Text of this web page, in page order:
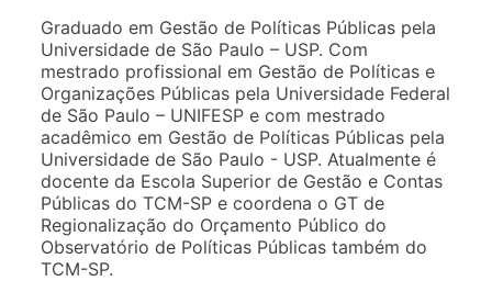
Graduado em Gestão de Políticas Públicas pela
Universidade de São Paulo – USP. Com
mestrado profissional em Gestão de Políticas e
Organizações Públicas pela Universidade Federal
de São Paulo – UNIFESP e com mestrado
acadêmico em Gestão de Políticas Públicas pela
Universidade de São Paulo - USP. Atualmente é
docente da Escola Superior de Gestão e Contas
Públicas do TCM-SP e coordena o GT de
Regionalização do Orçamento Público do
Observatório de Políticas Públicas também do
TCM-SP.